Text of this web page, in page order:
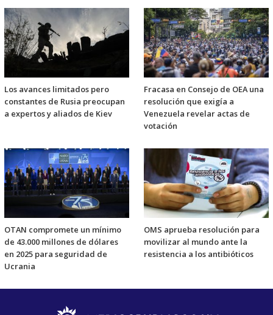
Los avances limitados pero
constantes de Rusia preocupan
a expertos y aliados de Kiev
Fracasa en Consejo de OEA una
resolución que exigía a
Venezuela revelar actas de
votación
OTAN compromete un mínimo
de 43.000 millones de dólares
en 2025 para seguridad de
Ucrania
OMS aprueba resolución para
movilizar al mundo ante la
resistencia a los antibióticos